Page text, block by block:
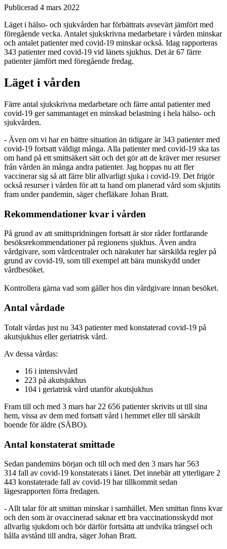
Publicerad 4 mars 2022
Läget i hälso- och sjukvården har förbättrats avsevärt jämfört med
föregående vecka. Antalet sjukskrivna medarbetare i vården minskar
och antalet patienter med covid-19 minskar också. Idag rapporteras
343 patienter med covid-19 vid länets sjukhus. Det är 67 färre
patienter jämfört med föregående fredag.
Läget i vården
Färre antal sjukskrivna medarbetare och färre antal patienter med
covid-19 ger sammantaget en minskad belastning i hela hälso- och
sjukvården.
- Även om vi har en bättre situation än tidigare är 343 patienter med
covid-19 fortsatt väldigt många. Alla patienter med covid-19 ska tas
om hand på ett smittsäkert sätt och det gör att de kräver mer resurser
från vården än många andra patienter. Jag hoppas nu att fler
vaccinerar sig så att färre blir allvarligt sjuka i covid-19. Det frigör
också resurser i vården för att ta hand om planerad vård som skjutits
fram under pandemin, säger chefläkare Johan Bratt.
Rekommendationer kvar i vården
På grund av att smittspridningen fortsatt är stor råder fortfarande
besöksrekommendationer på regionens sjukhus. Även andra
vårdgivare, som vårdcentraler och närakuter har särskilda regler på
grund av covid-19, som till exempel att bära munskydd under
vårdbesöket.
Kontrollera gärna vad som gäller hos din vårdgivare innan besöket.
Antal vårdade
Totalt vårdas just nu 343 patienter med konstaterad covid-19 på
akutsjukhus eller geriatrisk vård.
Av dessa vårdas:
16 i intensivvård
223 på akutsjukhus
104 i geriatrisk vård utanför akutsjukhus
Fram till och med 3 mars har 22 656 patienter skrivits ut till sina
hem, vissa av dem med fortsatt vård i hemmet eller till särskilt
boende för äldre (SÄBO).
Antal konstaterat smittade
Sedan pandemins början och till och med den 3 mars har 563
314 fall av covid-19 konstaterats i länet. Det innebär att ytterligare 2
443 konstaterade fall av covid-19 har tillkommit sedan
lägesrapporten förra fredagen.
- Allt talar för att smittan minskar i samhället. Men smittan finns kvar
och den som är ovaccinerad saknar ett bra vaccinationsskydd mot
allvarlig sjukdom och bör därför fortsätta att undvika trängsel och
hålla avstånd till andra, säger Johan Bratt.